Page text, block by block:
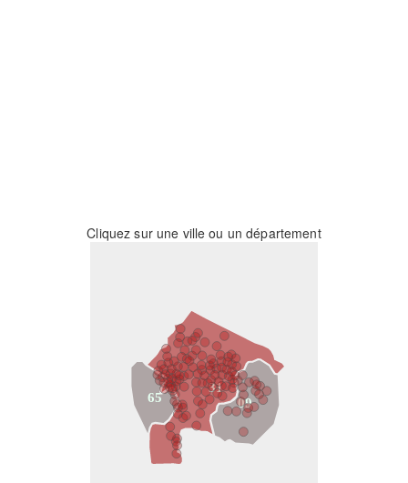
Cliquez sur une ville ou un département
31
09
65